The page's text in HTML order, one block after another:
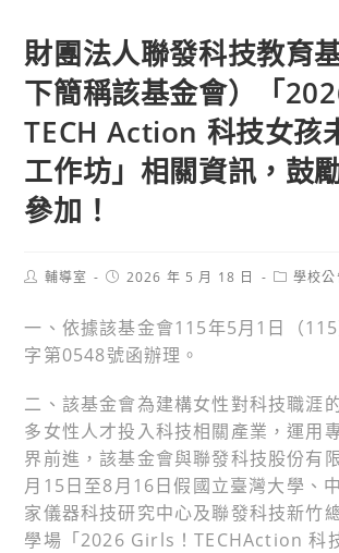
財團法人聯發科技教育
下簡稱該基金會）「
TECH Action 科技女孩
工作坊」相關資訊，鼓
參加！
Post輔導室
Post2026 年 5 月 18 日
Post學校公
一、依據該基金會115年5月1日（
字第0548號函辦理。
二、該基金會為建構女性對科技職涯
多女性人才投入科技相關產業，運用
界前進，該基金會與聯發科技股份有
月15日至8月16日假國立臺灣大學、
家儀器科技研究中心及聯發科技新竹
學場「2026 Girls！TECHAction 科